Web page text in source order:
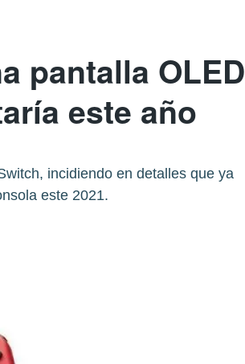
pantalla OLED
este año
incidiendo en detalles que ya
este 2021.